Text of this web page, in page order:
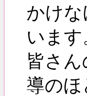
かけ
います
皆さ
導のほ